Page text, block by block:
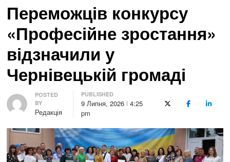
Переможців конкурсу
«Професійне зростання»
відзначили у
Чернівецькій громаді
Author
POSTED
BY
Редакція
PUBLISHED
9 Липня, 2026 4:25
pm
X (Twitter)Facebook